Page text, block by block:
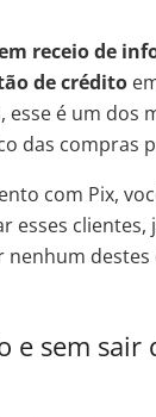
receio de
de crédito
esse é um dos
das compras
com Pix,
esses clientes,
destes
e sem sair